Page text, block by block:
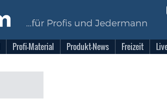
Profi-Material Produkt-News Freizeit